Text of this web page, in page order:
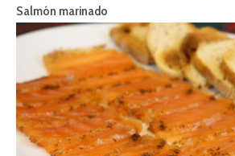
Salmón marinado